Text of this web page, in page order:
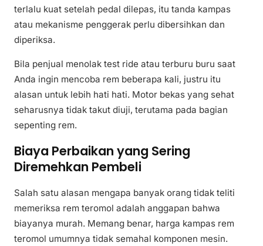
terlalu kuat setelah pedal dilepas, itu tanda kampas
atau mekanisme penggerak perlu dibersihkan dan
diperiksa.
Bila penjual menolak test ride atau terburu buru saat
Anda ingin mencoba rem beberapa kali, justru itu
alasan untuk lebih hati hati. Motor bekas yang sehat
seharusnya tidak takut diuji, terutama pada bagian
sepenting rem.
Biaya Perbaikan yang Sering
Diremehkan Pembeli
Salah satu alasan mengapa banyak orang tidak teliti
memeriksa rem teromol adalah anggapan bahwa
biayanya murah. Memang benar, harga kampas rem
teromol umumnya tidak semahal komponen mesin.